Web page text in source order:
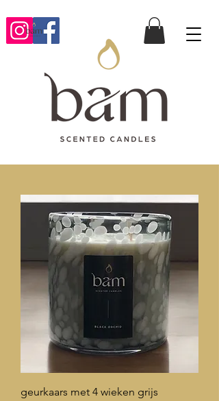
geurkaars met 4 wieken grijs